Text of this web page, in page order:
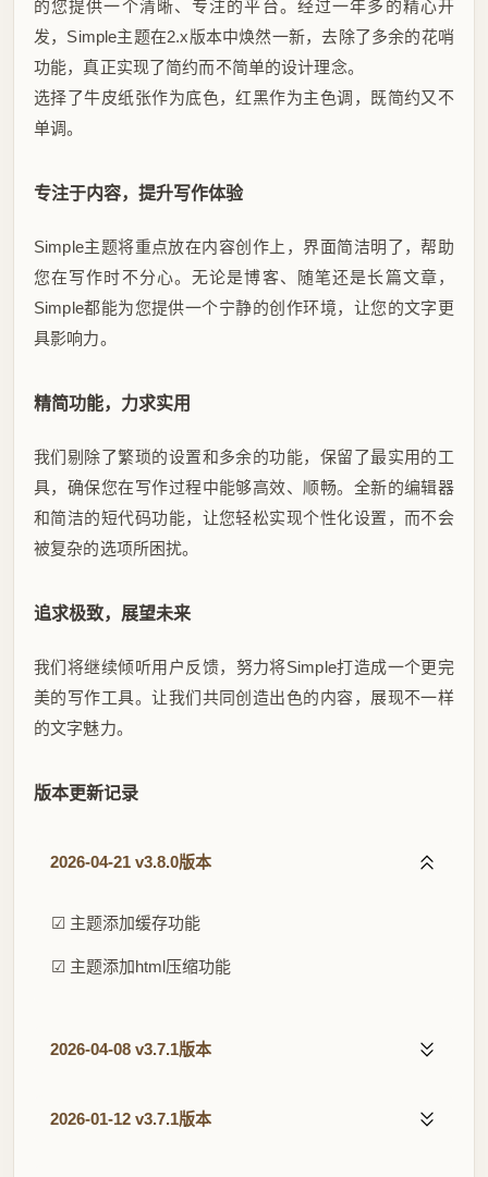
的您提供一个清晰、专注的平台。经过一年多的精心开
发，Simple主题在2.x版本中焕然一新，去除了多余的花哨
功能，真正实现了简约而不简单的设计理念。
选择了牛皮纸张作为底色，红黑作为主色调，既简约又不
单调。
专注于内容，提升写作体验
Simple主题将重点放在内容创作上，界面简洁明了，帮助
您在写作时不分心。无论是博客、随笔还是长篇文章，
Simple都能为您提供一个宁静的创作环境，让您的文字更
具影响力。
精简功能，力求实用
我们剔除了繁琐的设置和多余的功能，保留了最实用的工
具，确保您在写作过程中能够高效、顺畅。全新的编辑器
和简洁的短代码功能，让您轻松实现个性化设置，而不会
被复杂的选项所困扰。
追求极致，展望未来
我们将继续倾听用户反馈，努力将Simple打造成一个更完
美的写作工具。让我们共同创造出色的内容，展现不一样
的文字魅力。
版本更新记录
2026-04-21 v3.8.0版本
☑ 主题添加缓存功能
☑ 主题添加html压缩功能
2026-04-08 v3.7.1版本
2026-01-12 v3.7.1版本